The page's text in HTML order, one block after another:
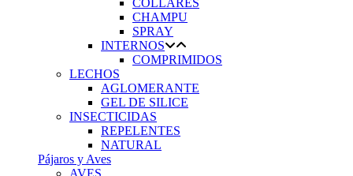
COLLARES
CHAMPU
SPRAY
INTERNOS
COMPRIMIDOS
LECHOS
AGLOMERANTE
GEL DE SILICE
INSECTICIDAS
REPELENTES
NATURAL
Pájaros y Aves
AVES